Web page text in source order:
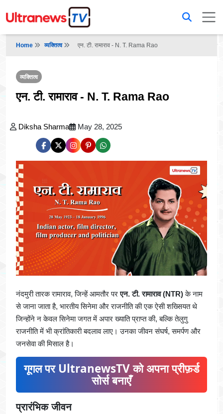
Home व्यक्तित्व एन. टी. रामाराव - N. T. Rama Rao
व्यक्तित्व
एन. टी. रामाराव - N. T. Rama Rao
Diksha Sharma May 28, 2025
नंदमुरी तारक रामाराव, जिन्हें आमतौर परएन. टी. रामाराव (NTR)के नाम
से जाना जाता है, भारतीय सिनेमा और राजनीति की एक ऐसी शख्सियत थे
जिन्होंने न केवल सिनेमा जगत में अपार ख्याति प्राप्त की, बल्कि तेलुगु
राजनीति में भी क्रांतिकारी बदलाव लाए। उनका जीवन संघर्ष, समर्पण और
जनसेवा की मिसाल है।
गूगल पर UltranewsTV को अपना प्रीफ़र्ड
सोर्स बनाएँ
प्रारंभिक जीवन